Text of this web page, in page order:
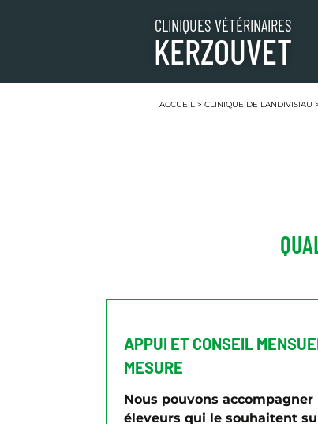
CLINIQUES VÉTÉRINAIRES
KERZOUVET
ACCUEIL> CLINIQUE DE LANDIVISIAU >
APPUI ET CONSEIL
MESURE
Nous pouvons
éleveurs qui le souhaitent